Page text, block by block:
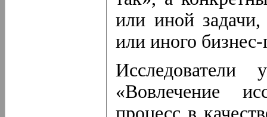
или иной
или иного
«Вовлечение
процесс в